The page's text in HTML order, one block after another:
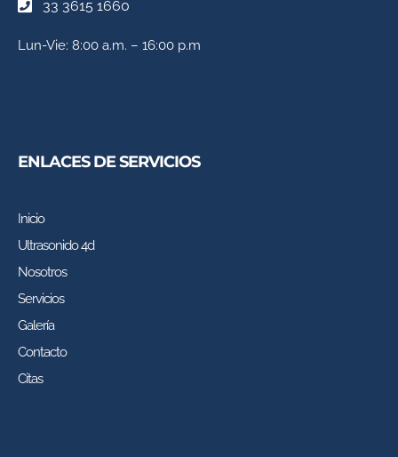
33 3615 1660
Lun-Vie: 8:00 a.m. – 16:00 p.m
ENLACES DE SERVICIOS
Inicio
Ultrasonido 4d
Nosotros
Servicios
Galería
Contacto
Citas